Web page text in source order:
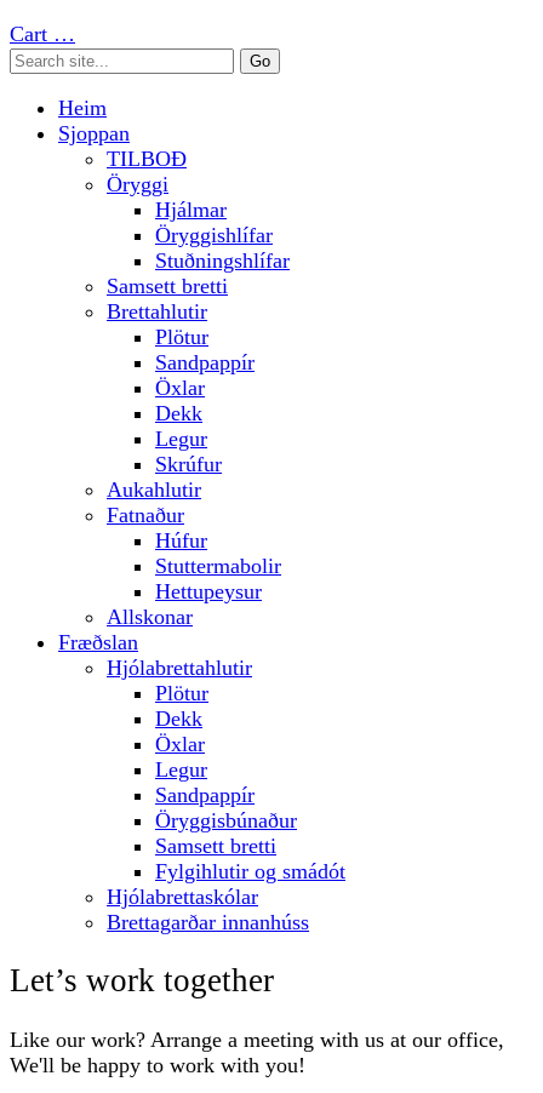
Cart …
Heim
Sjoppan
TILBOÐ
Öryggi
Hjálmar
Öryggishlífar
Stuðningshlífar
Samsett bretti
Brettahlutir
Plötur
Sandpappír
Öxlar
Dekk
Legur
Skrúfur
Aukahlutir
Fatnaður
Húfur
Stuttermabolir
Hettupeysur
Allskonar
Fræðslan
Hjólabrettahlutir
Plötur
Dekk
Öxlar
Legur
Sandpappír
Öryggisbúnaður
Samsett bretti
Fylgihlutir og smádót
Hjólabrettaskólar
Brettagarðar innanhúss
Let’s work together
Like our work? Arrange a meeting with us at our office,
We'll be happy to work with you!